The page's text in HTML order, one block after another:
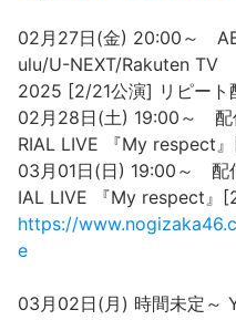
02月27日(金) 20:00～
ulu/U-NEXT/Rakuten
2025 [2/21公演] リピート
02月28日(土) 19:00～
RIAL LIVE 『My respect
03月01日(日) 19:00～
IAL LIVE 『My respect』
https://
e
03月02日(月) 時間未定～